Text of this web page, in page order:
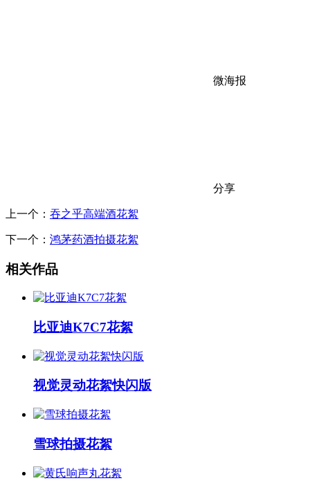
微海报
分享
上一个： 吞之乎高端酒花絮
下一个： 鸿茅药酒拍摄花絮
相关作品
比亚迪K7C7花絮
视觉灵动花絮快闪版
雪球拍摄花絮